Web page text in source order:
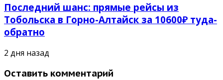
Последний шанс: прямые рейсы из
Тобольска в Горно-Алтайск за 10600₽ туда-
обратно
2 дня назад
Оставить комментарий